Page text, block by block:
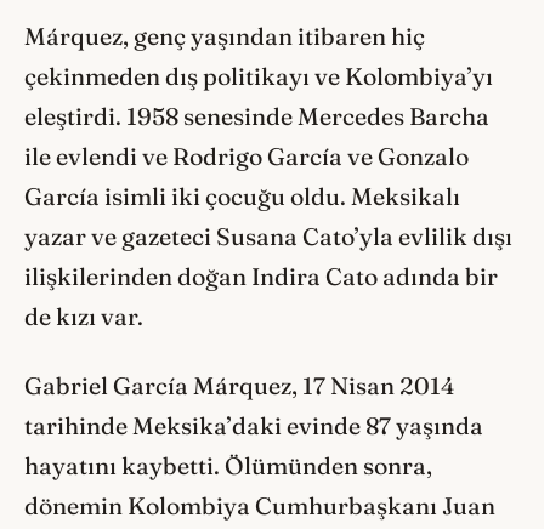
Márquez, genç yaşından itibaren hiç
çekinmeden dış politikayı ve Kolombiya’yı
eleştirdi. 1958 senesinde Mercedes Barcha
ile evlendi ve Rodrigo García ve Gonzalo
García isimli iki çocuğu oldu. Meksikalı
yazar ve gazeteci Susana Cato’yla evlilik dışı
ilişkilerinden doğan Indira Cato adında bir
de kızı var.
Gabriel García Márquez, 17 Nisan 2014
tarihinde Meksika’daki evinde 87 yaşında
hayatını kaybetti. Ölümünden sonra,
dönemin Kolombiya Cumhurbaşkanı Juan